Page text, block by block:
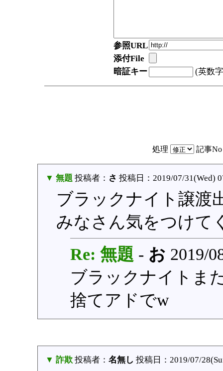
参照URL
添付File
暗証キー
(英数
処理 記事
▼ 無題 投稿者： さ 投稿日：2019/07/31(Wed)
ブラックナイト譲渡
みなさん気をつけて
Re: 無題 - お 2019/
ブラックナイトま
捨てアドでw
▼ 詐欺投稿者： 名無し 投稿日：2019/07/